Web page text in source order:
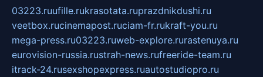
03223.ruufille.rukrasotata.ruprazdnikdushi.ru
veetbox.rucinemapost.ruciam-fr.rukraft-you.ru
mega-press.ru03223.ruweb-explore.rurastenuya.ru
eurovision-russia.rustrah-news.rufreeride-team.ru
itrack-24.rusexshopexpress.ruautostudiopro.ru